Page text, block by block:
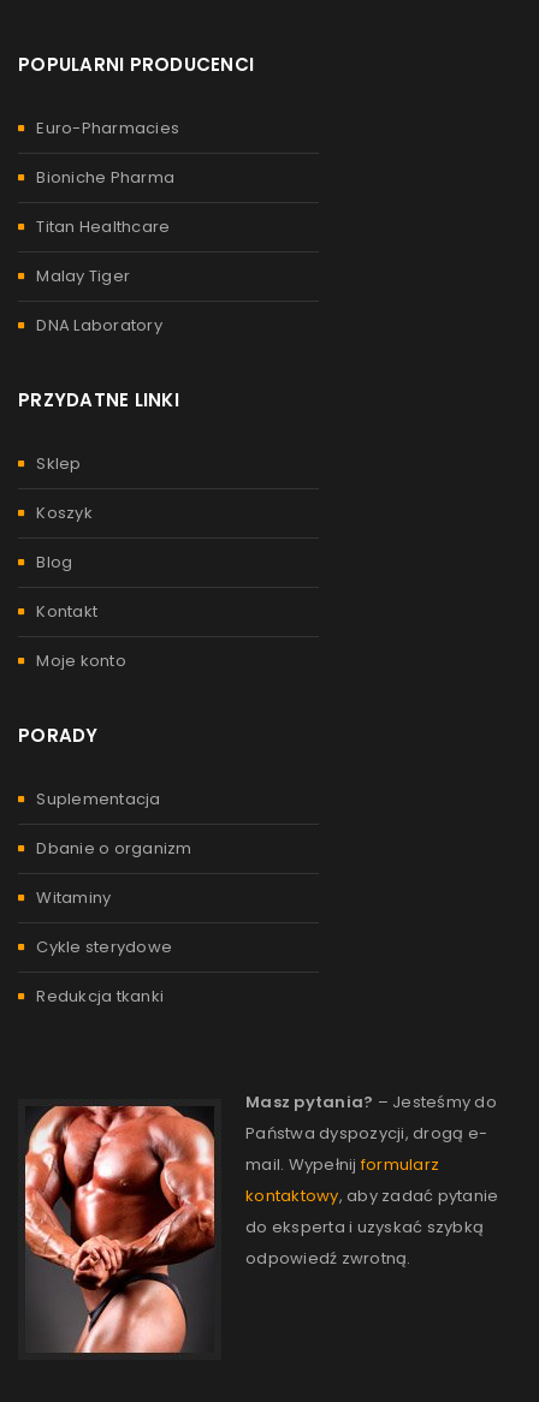
POPULARNI PRODUCENCI
Euro-Pharmacies
Bioniche Pharma
Titan Healthcare
Malay Tiger
DNA Laboratory
PRZYDATNE LINKI
Sklep
Koszyk
Blog
Kontakt
Moje konto
PORADY
Suplementacja
Dbanie o organizm
Witaminy
Cykle sterydowe
Redukcja tkanki
Masz pytania? – Jesteśmy do
Państwa dyspozycji, drogą e-
mail. Wypełnijformularz
kontaktowy, aby zadać pytanie
do eksperta i uzyskać szybką
odpowiedź zwrotną.